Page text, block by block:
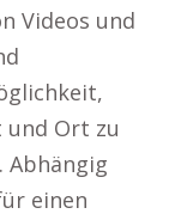
Videos und
und Ort zu
Abhängig
einen